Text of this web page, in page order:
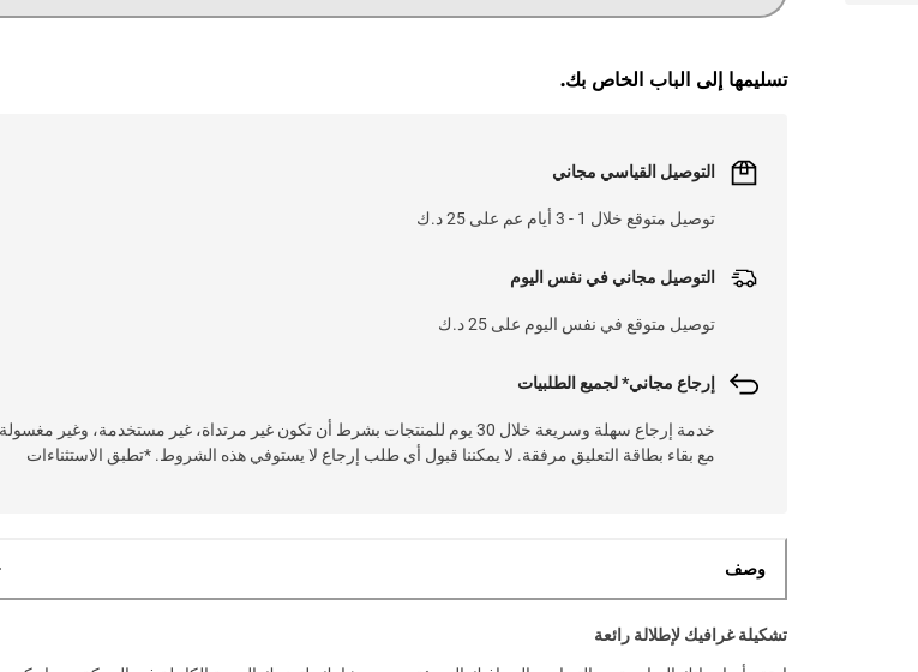
تسليمها إلى الباب الخاص بك.
التوصيل القياسي مجاني
توصيل متوقع خلال 1 - 3 أيام عم على 25 د.ك
التوصيل مجاني في نفس اليوم
توصيل متوقع في نفس اليوم على 25 د.ك
إرجاع مجاني* لجميع الطلبيات
خدمة إرجاع سهلة وسريعة خلال 30 يوم للمنتجات بشرط أن تكون غير مرتداة، غير مستخدمة، وغير مغسولة
مع بقاء بطاقة التعليق مرفقة. لا يمكننا قبول أي طلب إرجاع لا يستوفي هذه الشروط. *تطبق الاستثناءات
وصف
تشكيلة غرافيك لإطلالة رائعة